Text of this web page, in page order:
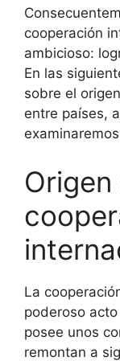
cooperación
ambicioso:
En las
sobre el
entre países,
Origen
La
poderoso
posee unos
remontan a